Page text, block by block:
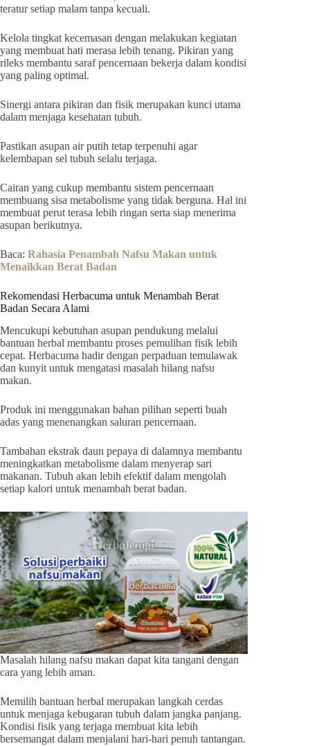
teratur setiap malam tanpa kecuali.
Kelola tingkat kecemasan dengan melakukan kegiatan
yang membuat hati merasa lebih tenang. Pikiran yang
rileks membantu saraf pencernaan bekerja dalam kondisi
yang paling optimal.
Sinergi antara pikiran dan fisik merupakan kunci utama
dalam menjaga kesehatan tubuh.
Pastikan asupan air putih tetap terpenuhi agar
kelembapan sel tubuh selalu terjaga.
Cairan yang cukup membantu sistem pencernaan
membuang sisa metabolisme yang tidak berguna. Hal ini
membuat perut terasa lebih ringan serta siap menerima
asupan berikutnya.
Baca: Rahasia Penambah Nafsu Makan untuk
Menaikkan Berat Badan
Rekomendasi Herbacuma untuk Menambah Berat
Badan Secara Alami
Mencukupi kebutuhan asupan pendukung melalui
bantuan herbal membantu proses pemulihan fisik lebih
cepat. Herbacuma hadir dengan perpaduan temulawak
dan kunyit untuk mengatasi masalah hilang nafsu
makan.
Produk ini menggunakan bahan pilihan seperti buah
adas yang menenangkan saluran pencernaan.
Tambahan ekstrak daun pepaya di dalamnya membantu
meningkatkan metabolisme dalam menyerap sari
makanan. Tubuh akan lebih efektif dalam mengolah
setiap kalori untuk menambah berat badan.
Masalah hilang nafsu makan dapat kita tangani dengan
cara yang lebih aman.
Memilih bantuan herbal merupakan langkah cerdas
untuk menjaga kebugaran tubuh dalam jangka panjang.
Kondisi fisik yang terjaga membuat kita lebih
bersemangat dalam menjalani hari-hari penuh tantangan.